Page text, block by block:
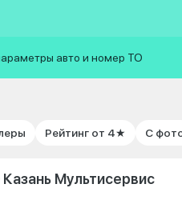
авто и номер ТО
Рейтинг от 4★ С
Мультисервис